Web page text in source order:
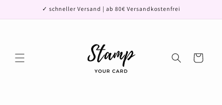
Inhalt
✓ schneller Versand | ab 80€ Versandkostenfrei
Warenkorb